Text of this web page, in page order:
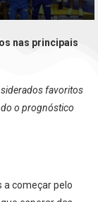
nas principais
favoritos
o prognóstico
a começar pelo